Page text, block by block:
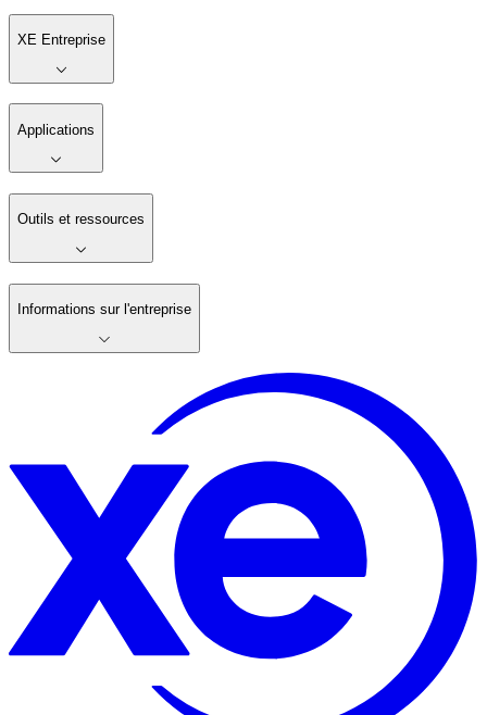
XE Entreprise
Applications
Outils et ressources
Informations sur l'entreprise